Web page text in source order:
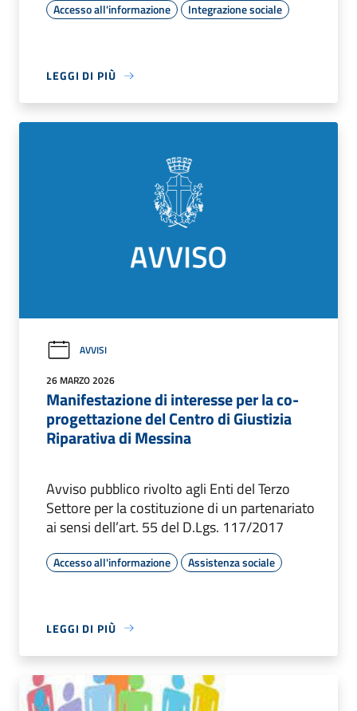
Accesso all'informazione Integrazione sociale
LEGGI DI PIÙ
AVVISI
26 MARZO 2026
Manifestazione di interesse per la co-
progettazione del Centro di Giustizia
Riparativa di Messina
Avviso pubblico rivolto agli Enti del Terzo
Settore per la costituzione di un partenariato
ai sensi dell’art. 55 del D.Lgs. 117/2017
Accesso all'informazione Assistenza sociale
LEGGI DI PIÙ